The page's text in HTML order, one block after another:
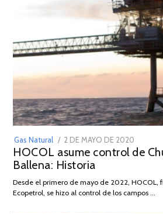
Gas Natural
POSTED
ON
2 DE MAYO DE 2020
DE
2026
HOCOL asume control de
Ballena: Historia
Desde el primero de mayo de 2022, HOCOL,
Ecopetrol, se hizo al control de los campos …